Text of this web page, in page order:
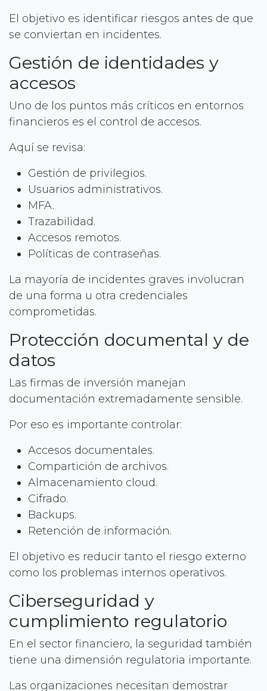
El objetivo es identificar riesgos antes de que
se conviertan en incidentes.
Gestión de identidades y
accesos
Uno de los puntos más críticos en entornos
financieros es el control de accesos.
Aquí se revisa:
Gestión de privilegios.
Usuarios administrativos.
MFA.
Trazabilidad.
Accesos remotos.
Políticas de contraseñas.
La mayoría de incidentes graves involucran
de una forma u otra credenciales
comprometidas.
Protección documental y de
datos
Las firmas de inversión manejan
documentación extremadamente sensible.
Por eso es importante controlar:
Accesos documentales.
Compartición de archivos.
Almacenamiento cloud.
Cifrado.
Backups.
Retención de información.
El objetivo es reducir tanto el riesgo externo
como los problemas internos operativos.
Ciberseguridad y
cumplimiento regulatorio
En el sector financiero, la seguridad también
tiene una dimensión regulatoria importante.
Las organizaciones necesitan demostrar